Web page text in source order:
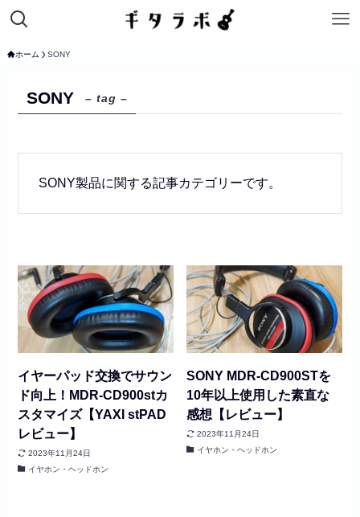
ホーム SONY
SONY – tag –
SONY製品に関する記事カテゴリーです。
イヤーパッド交換でサウン
ド向上！MDR-CD900stカ
スタマイズ【YAXI stPAD
レビュー】
2023年11月24日
イヤホン・ヘッドホン
SONY MDR-CD900STを
10年以上使用した素直な
感想【レビュー】
2023年11月24日
イヤホン・ヘッドホン